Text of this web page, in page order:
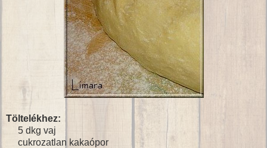
Töltelékhez:
5 dkg vaj
cukrozatlan kakaópor